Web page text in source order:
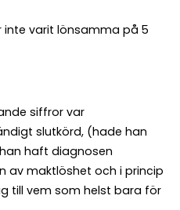
varit lönsamma på 5
siffror var
slutkörd, (hade han
haft diagnosen
av maktlöshet och i princip
till vem som helst bara för